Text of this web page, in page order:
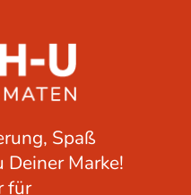
Spaß
Marke!
für